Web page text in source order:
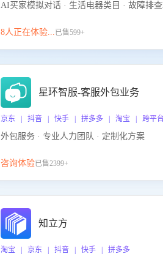
AI买家模拟对话 · 生活电器类目 · 故障排
8人正在体验...已售599+
星环智服-客服外包业务
京东 | 抖音 | 快手 | 拼多多 | 淘宝 | 跨平
外包服务 · 专业人力团队 · 定制化方案
咨询体验已售2399+
知立方
淘宝 | 京东 | 抖音 | 快手 | 拼多多